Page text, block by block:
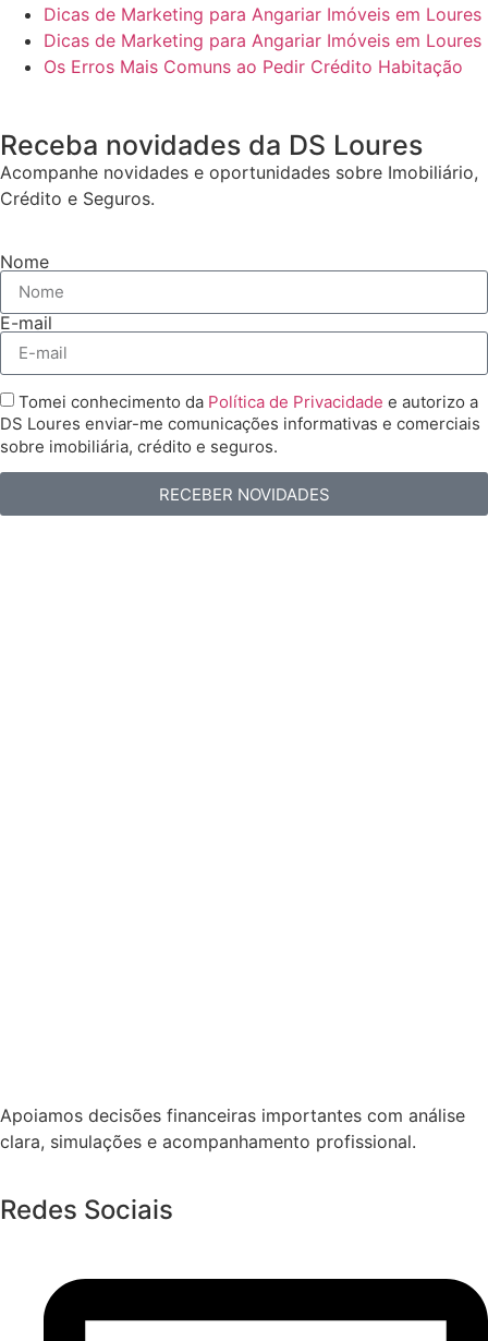
Dicas de Marketing para Angariar Imóveis em Loures
Dicas de Marketing para Angariar Imóveis em Loures
Os Erros Mais Comuns ao Pedir Crédito Habitação
Receba novidades da DS Loures
Acompanhe novidades e oportunidades sobre Imobiliário,
Crédito e Seguros.
Nome
E-mail
Tomei conhecimento da Política de Privacidade e autorizo a
DS Loures enviar-me comunicações informativas e comerciais
sobre imobiliária, crédito e seguros.
RECEBER NOVIDADES
Apoiamos decisões financeiras importantes com análise
clara, simulações e acompanhamento profissional.
Redes Sociais